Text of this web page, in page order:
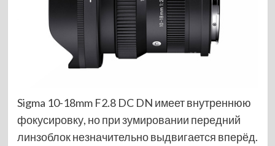
Sigma 10-18mm F2.8 DC DN имеет внутреннюю
фокусировку, но при зумировании передний
линзоблок незначительно выдвигается вперёд.